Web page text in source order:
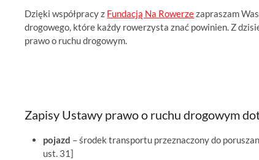
Dzięki współpracy z Fundacją Na Rowerzezapraszam
drogowego, które każdy rowerzysta znać powinien. Z
prawo o ruchu drogowym.
Zapisy Ustawy prawo o ruchu drogowym
pojazd – środek transportu przeznaczony do
ust. 31]